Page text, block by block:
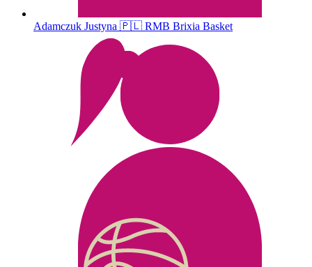
Adamczuk Justyna 🇵🇱 RMB Brixia Basket